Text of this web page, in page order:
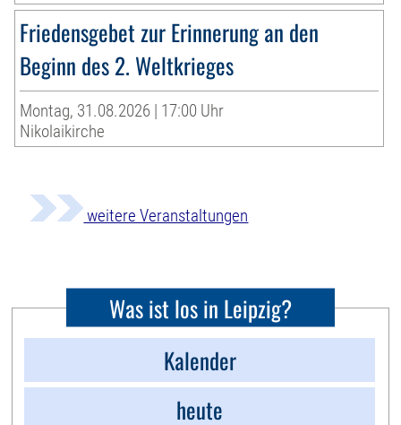
Friedensgebet zur Erinnerung an den
Beginn des 2. Weltkrieges
Montag, 31.08.2026 | 17:00 Uhr
Nikolaikirche
weitere Veranstaltungen
Was ist los in Leipzig?
Kalender
heute